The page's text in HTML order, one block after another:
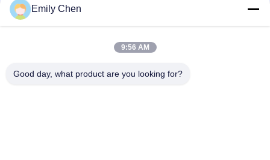
टेलीफोन
Emily Chen
9:56 AM
Good day, what product are you looking for?